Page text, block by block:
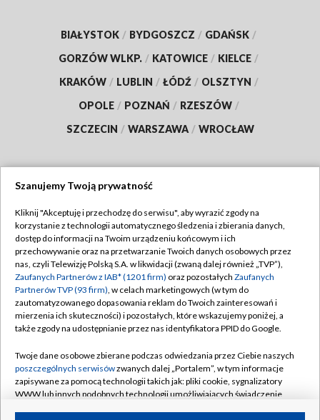
BIAŁYSTOK / BYDGOSZCZ / GDAŃSK /
GORZÓW WLKP. / KATOWICE / KIELCE /
KRAKÓW / LUBLIN / ŁÓDŹ / OLSZTYN /
OPOLE / POZNAŃ / RZESZÓW /
SZCZECIN / WARSZAWA / WROCŁAW
TVP
Abonament TVP
Emisja w TVP
Centrum informacji TVP
Naziemna Telewizja Cyfrowa
Rada Programowa
System NOS
Informacje o nadawcy
Regulamin TVP
Polityka prywatności
Moje zgody
Pomoc
Kontakt
Kanały
Szanujemy Twoją prywatność
Kliknij "Akceptuję i przechodzę do serwisu", aby wyrazić zgody na
korzystanie z technologii automatycznego śledzenia i zbierania danych,
dostęp do informacji na Twoim urządzeniu końcowym i ich
przechowywanie oraz na przetwarzanie Twoich danych osobowych przez
nas, czyli Telewizję Polską S.A. w likwidacji (zwaną dalej również „TVP”),
Zaufanych Partnerów z IAB* (1201 firm) oraz pozostałych Zaufanych
Partnerów TVP (93 firm), w celach marketingowych (w tym do
zautomatyzowanego dopasowania reklam do Twoich zainteresowań i
mierzenia ich skuteczności) i pozostałych, które wskazujemy poniżej, a
także zgody na udostępnianie przez nas identyfikatora PPID do Google.
Twoje dane osobowe zbierane podczas odwiedzania przez Ciebie naszych
poszczególnych serwisówzwanych dalej „Portalem”, w tym informacje
zapisywane za pomocą technologii takich jak: pliki cookie, sygnalizatory
WWW lub innych podobnych technologii umożliwiających świadczenie